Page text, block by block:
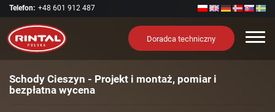
Telefon: +48 601 912 487
Doradca techniczny
Schody Cieszyn - Projekt i montaż, pomiar i
bezpłatna wycena